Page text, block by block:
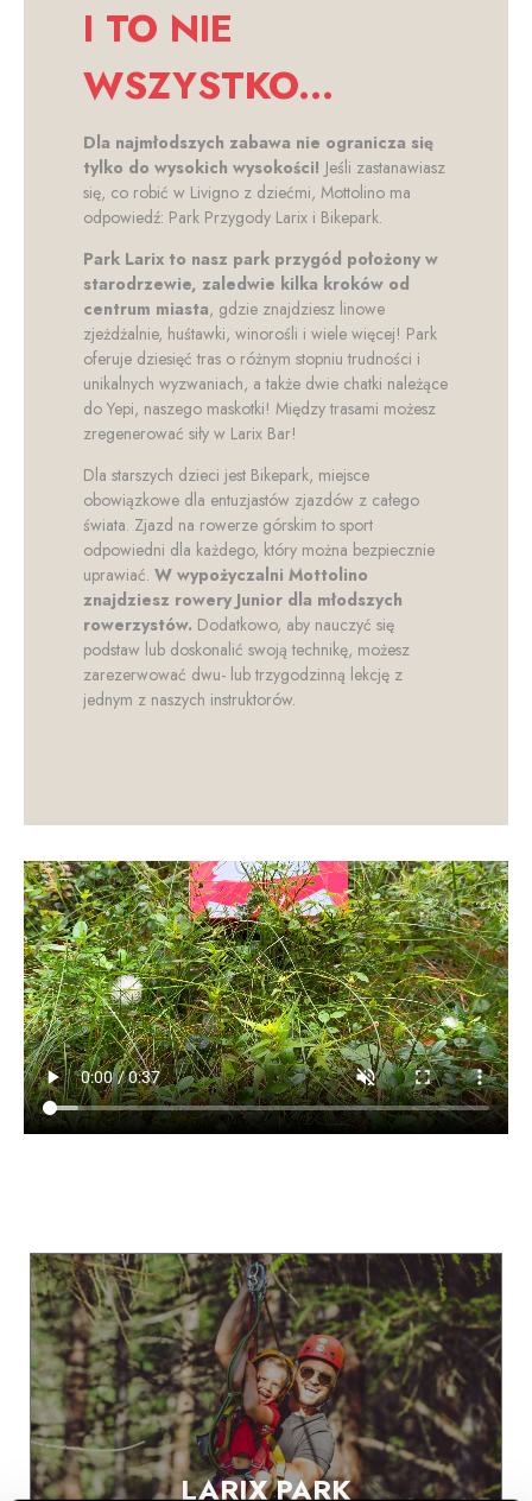
I TO NIE
WSZYSTKO...
Dla najmłodszych zabawa nie ogranicza się
tylko do wysokich wysokości! Jeśli zastanawiasz
się, co robić w Livigno z dziećmi, Mottolino ma
odpowiedź: Park Przygody Larix i Bikepark.
Park Larix to nasz park przygód położony w
starodrzewie, zaledwie kilka kroków od
centrum miasta, gdzie znajdziesz linowe
zjeżdżalnie, huśtawki, winorośli i wiele więcej! Park
oferuje dziesięć tras o różnym stopniu trudności i
unikalnych wyzwaniach, a także dwie chatki należące
do Yepi, naszego maskotki! Między trasami możesz
zregenerować siły w Larix Bar!
Dla starszych dzieci jest Bikepark, miejsce
obowiązkowe dla entuzjastów zjazdów z całego
świata. Zjazd na rowerze górskim to sport
odpowiedni dla każdego, który można bezpiecznie
uprawiać. W wypożyczalni Mottolino
znajdziesz rowery Junior dla młodszych
rowerzystów. Dodatkowo, aby nauczyć się
podstaw lub doskonalić swoją technikę, możesz
zarezerwować dwu- lub trzygodzinną lekcję z
jednym z naszych instruktorów.
LARIX PARK